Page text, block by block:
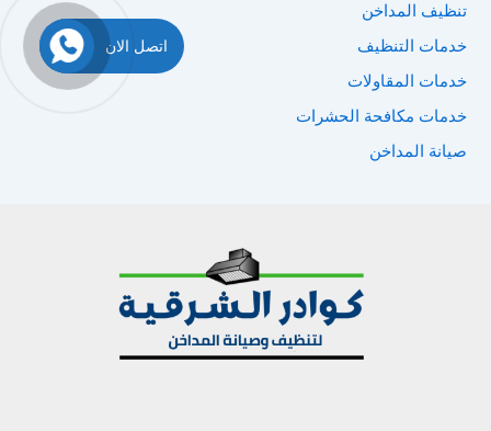
تنظيف المداخن
خدمات التنظيف
خدمات المقاولات
خدمات مكافحة الحشرات
صيانة المداخن
اتصل الان